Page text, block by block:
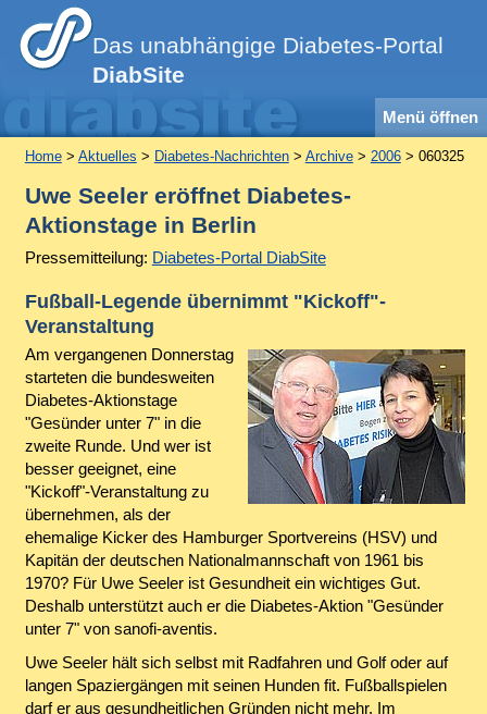
Das unabhängige Diabetes-Portal
DiabSite
Menü öffnen
Home> Aktuelles > Diabetes-Nachrichten> Archive> 2006> 060325
Uwe Seeler eröffnet Diabetes-
Aktionstage in Berlin
Pressemitteilung: Diabetes-Portal DiabSite
Fußball-Legende übernimmt "Kickoff"-
Veranstaltung
Am vergangenen Donnerstag
starteten die bundesweiten
Diabetes-Aktionstage
"Gesünder unter 7" in die
zweite Runde. Und wer ist
besser geeignet, eine
"Kickoff"-Veranstaltung zu
übernehmen, als der
ehemalige Kicker des Hamburger Sportvereins (HSV) und
Kapitän der deutschen Nationalmannschaft von 1961 bis
1970? Für Uwe Seeler ist Gesundheit ein wichtiges Gut.
Deshalb unterstützt auch er die Diabetes-Aktion "Gesünder
unter 7" von sanofi-aventis.
Uwe Seeler hält sich selbst mit Radfahren und Golf oder auf
langen Spaziergängen mit seinen Hunden fit. Fußballspielen
darf er aus gesundheitlichen Gründen nicht mehr. Im